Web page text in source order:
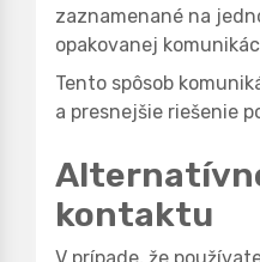
zaznamenané na
opakovanej
Tento spôsob
a presnejšie riešenie
kontaktu
V prípade, že